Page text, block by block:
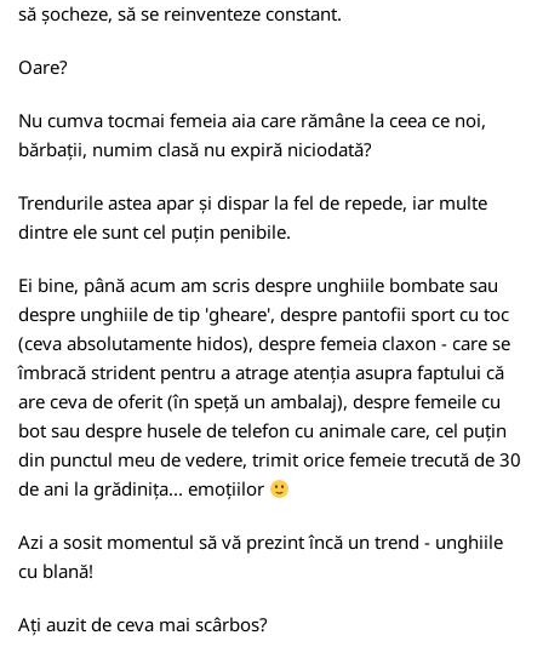
să șocheze, să se reinventeze constant.
Oare?
Nu cumva tocmai femeia aia care rămâne la ceea ce noi,
bărbații, numim clasă nu expiră niciodată?
Trendurile astea apar și dispar la fel de repede, iar multe
dintre ele sunt cel puțin penibile.
Ei bine, până acum am scris despre unghiile bombate sau
despre unghiile de tip 'gheare', despre pantofii sport cu toc
(ceva absolutamente hidos), despre femeia claxon - care se
îmbracă strident pentru a atrage atenția asupra faptului că
are ceva de oferit (în speță un ambalaj), despre femeile cu
bot sau despre husele de telefon cu animale care, cel puțin
din punctul meu de vedere, trimit orice femeie trecută de 30
de ani la grădinița... emoțiilor
Azi a sosit momentul să vă prezint încă un trend - unghiile
cu blană!
Ați auzit de ceva mai scârbos?